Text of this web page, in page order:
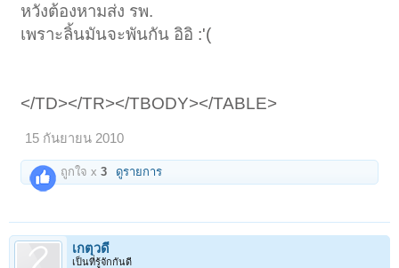
หวังต้องหามส่ง รพ.
เพราะลิ้นมันจะพันกัน อิอิ :'(
</TD></TR></TBODY></TABLE>
15 กันยายน 2010
ถูกใจ x3 ดูรายการ
เกตุวดี
เป็นที่รู้จักกันดี